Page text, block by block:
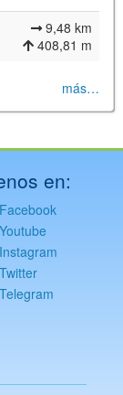
9,48 km
408,81 m
más…
en:
Facebook
Youtube
Instagram
Twitter
Telegram